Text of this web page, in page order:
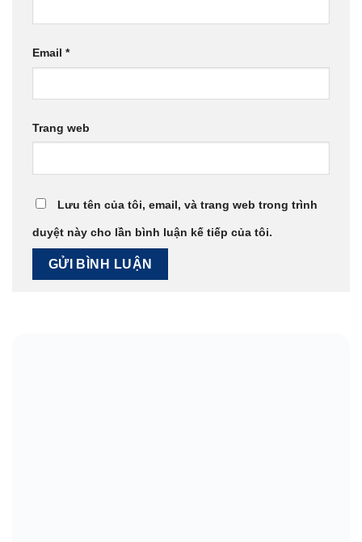
Email *
Trang web
Lưu tên của tôi, email, và trang web trong trình
duyệt này cho lần bình luận kế tiếp của tôi.